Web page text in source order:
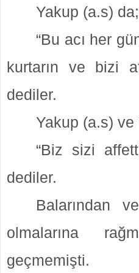
Yakup (a.s)
“Bu acı her
kurtarın ve bizi
dediler.
Yakup (a.s)
“Biz sizi
dediler.
Balarından
olmalarına
geçmemişti.